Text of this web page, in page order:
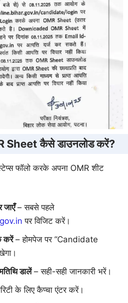
Sheet कैसे डाउनलोड करें?
फॉलो करके अपना OMR शीट
जाएँ– सबसे पहले
पर विजिट करें।
करें– होमपेज पर “Candidate
डालें– सही-सही जानकारी भरें।
के लिए कैप्चा एंटर करें।